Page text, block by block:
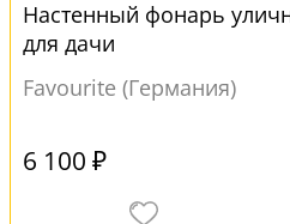
Настенный фонарь
для дачи
Favourite (Германия)
6 100 ₽